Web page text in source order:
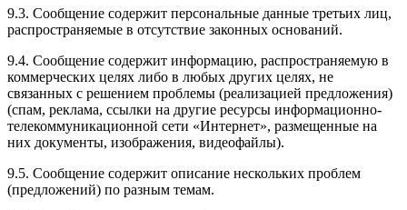
9.3. Сообщение содержит персональные данные третьих лиц,
распространяемые в отсутствие законных оснований.
9.4. Сообщение содержит информацию, распространяемую в
коммерческих целях либо в любых других целях, не
связанных с решением проблемы (реализацией предложения)
(спам, реклама, ссылки на другие ресурсы информационно-
телекоммуникационной сети «Интернет», размещенные на
них документы, изображения, видеофайлы).
9.5. Сообщение содержит описание нескольких проблем
(предложений) по разным темам.